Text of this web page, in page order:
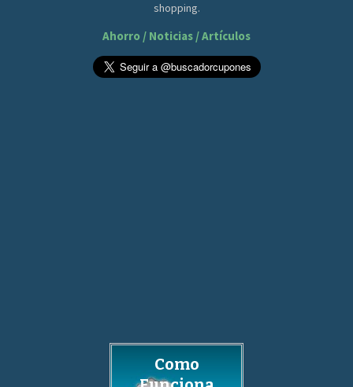
shopping.
Ahorro / Noticias / Artículos
Como